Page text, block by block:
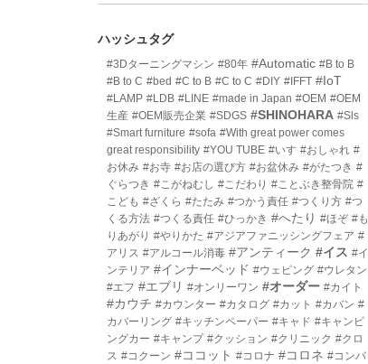
ー
リ
数
ハッシュタグ
#3Dターニングマシン #80年 #Automatic #B to B
#B to C #bed #C to B #C to C #DIY #IFFT #IoT
#LAMP #LDB #LINE #made in Japan #OEM #OEM
生産 #OEM販売企業 #SDGS #SHINOHARA #Sls
#Smart furniture #sofa #With great power comes
great responsibility #YOU TUBE #いす #おしゃれ #
お休み #お寺 #お店の選び方 #お盆休み #がたつき #
ぐらつき #こがねむし #こだわり #ことぶき整骨院 #
こども #ざくら #たたみ #つかう責任 #つくり方 #つ
くる方法 #つくる責任 #ひっかき #へたり #ほぞ #も
りあがり #やりかた #アジアファニッシングフェア #
アリス #アルコール消毒 #アンティーク #イス #イ
ンテリア #インナーベッド #ウェピング #ウレタン
#エフ #エブリ #オンリーワン #オーダー #カイト
#カウチ #カウンター #カタログ #カット #カバン #
カバーリング #キッチンペーパー #キャド #キャンピ
ングカー #キャンプ #クッション #クリニック #クロ
ス #コクーン #ココット #コロナ #コロネ #コンバ